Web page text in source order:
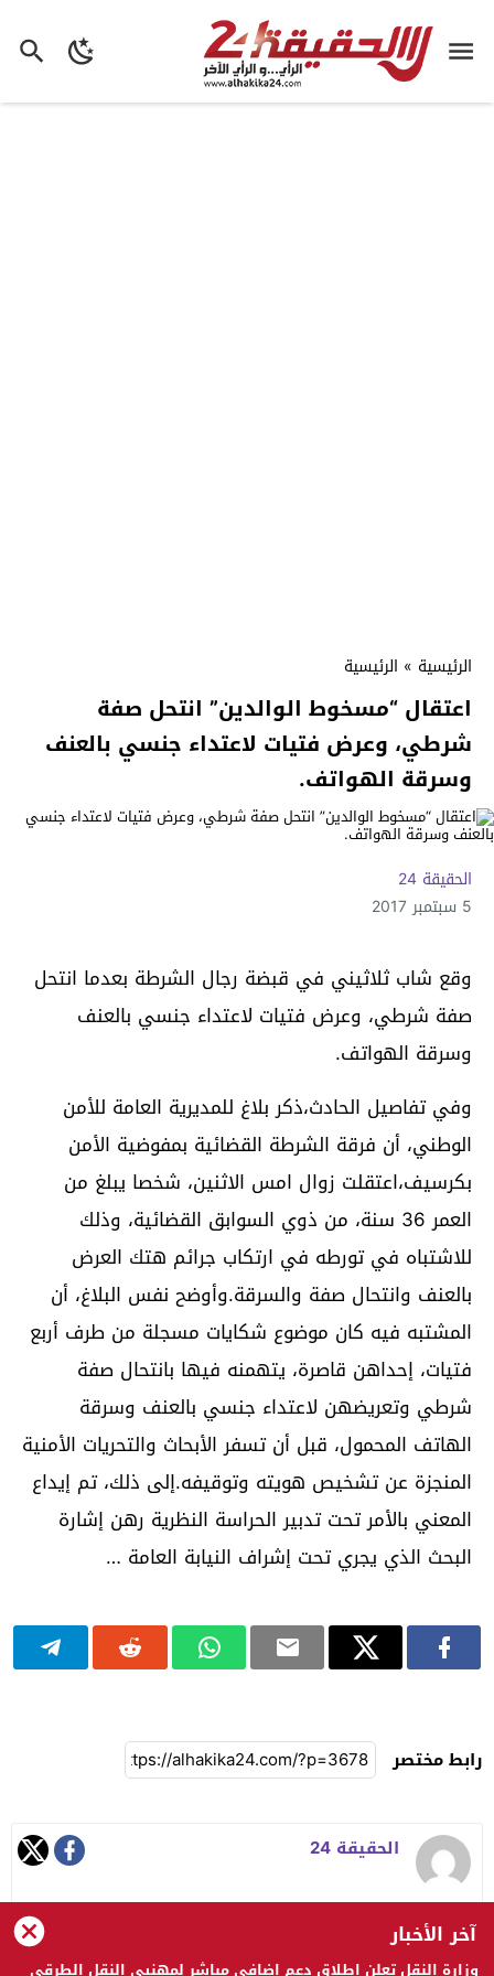
الرئيسية » الرئيسية
اعتقال “مسخوط الوالدين” انتحل صفة
شرطي، وعرض فتيات لاعتداء جنسي بالعنف
وسرقة الهواتف.
الحقيقة 24
5 سبتمبر 2017
وقع شاب ثلاثيني في قبضة رجال الشرطة بعدما انتحل
صفة شرطي، وعرض فتيات لاعتداء جنسي بالعنف
وسرقة الهواتف.
وفي تفاصيل الحادث،ذكر بلاغ للمديرية العامة للأمن
الوطني، أن فرقة الشرطة القضائية بمفوضية الأمن
بكرسيف،اعتقلت زوال امس الاثنين، شخصا يبلغ من
العمر 36 سنة، من ذوي السوابق القضائية، وذلك
للاشتباه في تورطه في ارتكاب جرائم هتك العرض
بالعنف وانتحال صفة والسرقة.وأوضح نفس البلاغ، أن
المشتبه فيه كان موضوع شكايات مسجلة من طرف أربع
فتيات، إحداهن قاصرة، يتهمنه فيها بانتحال صفة
شرطي وتعريضهن لاعتداء جنسي بالعنف وسرقة
الهاتف المحمول، قبل أن تسفر الأبحاث والتحريات الأمنية
المنجزة عن تشخيص هويته وتوقيفه.إلى ذلك، تم إيداع
المعني بالأمر تحت تدبير الحراسة النظرية رهن إشارة
البحث الذي يجري تحت إشراف النيابة العامة …
رابط مختصر
الحقيقة 24
آخر الأخبار
وزارة النقل تعلن إطلاق دعم إضافي مباشر لمهنيي النقل الطرقي